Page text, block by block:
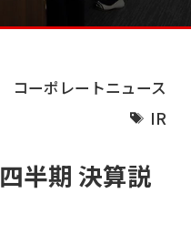
コーポレートニュース
IR
半期 決算説